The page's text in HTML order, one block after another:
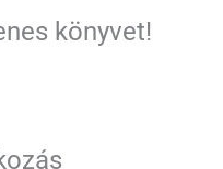
könyvet!